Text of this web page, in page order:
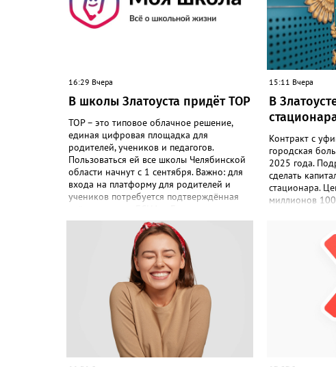
16:29 Вчера
В школы Златоуста придёт ТОР
ТОР – это типовое облачное решение,
единая цифровая площадка для
родителей, учеников и педагогов.
Пользоваться ей все школы Челябинской
области начнут с 1 сентября. Важно: для
входа на платформу для родителей и
учеников потребуется подтверждённая
автоматизировать управление
образовательными процессами и
объединить разрозненные школьные
сервисы в одну безопасную
государственную экосистему, - сообщили
в региональном министерстве
образования. - Платформа ТОР “Моя
школа” объединит все школьные сервисы
в единую безопасную государственную
экосистему. Предполагается, что переход
пройдёт максимально комфортно для
пользователей». Привычные функции -
15:11 Вчера
В
Контракт с
городская
2025 года.
сделать
стационара.
миллионов
соответствии
выполнил, в
решение об
исполнения
– сообщили в
решение
чёрном